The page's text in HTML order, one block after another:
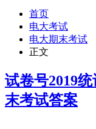
首页
电大考试
电大期末考试
正文
试卷号2019
末考试答案